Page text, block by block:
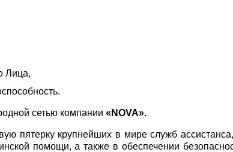
Лица,
сетью компании «NOVA».
пятерку крупнейших в мире служб
помощи, а также в обеспечении